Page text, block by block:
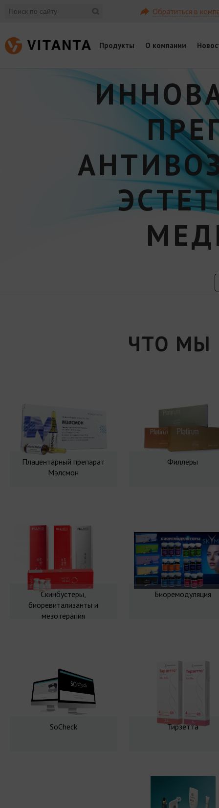
Обратиться в
Продукты О компании
ЧТО МЫ
Плацентарный препарат
Мэлсмон
Филлеры
Скинбустеры,
биоревитализанты и
мезотерапия
Биоремодуляция
SoCheck Тирзетта